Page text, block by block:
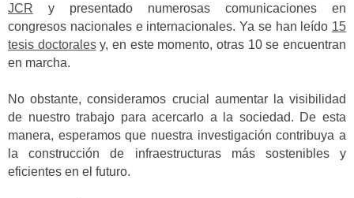
JCR y presentado numerosas comunicaciones en
congresos nacionales e internacionales. Ya se han leído 15
tesis doctoralesy, en este momento, otras 10 se encuentran
en marcha.
No obstante, consideramos crucial aumentar la visibilidad
de nuestro trabajo para acercarlo a la sociedad. De esta
manera, esperamos que nuestra investigación contribuya a
la construcción de infraestructuras más sostenibles y
eficientes en el futuro.